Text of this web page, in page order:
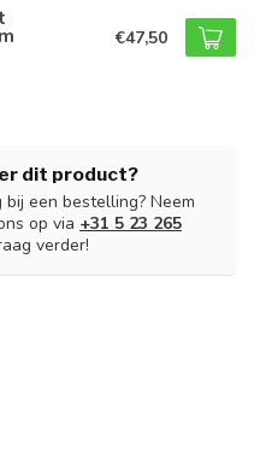
€47,50
dit product?
een bestelling? Neem
op via +31 5 23 265
verder!